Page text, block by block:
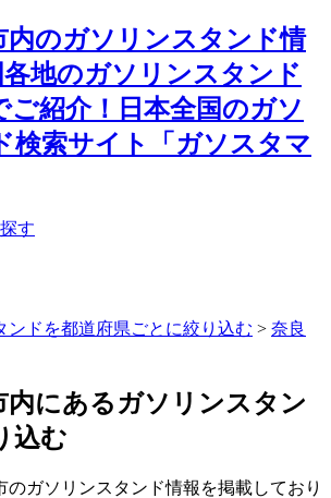
内のガソリンスタンド情
地のガソリンスタンド
ご紹介！日本全国のガソ
検索サイト「ガソスタマ
す
ンドを都道府県ごとに絞り込む > 奈良
内にあるガソリンスタン
込む
のガソリンスタンド情報を掲載しており